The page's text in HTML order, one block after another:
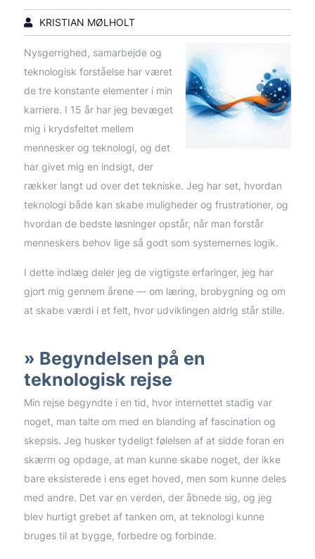
KRISTIAN MØLHOLT
Nysgerrighed, samarbejde og
teknologisk forståelse har været
de tre konstante elementer i min
karriere. I 15 år har jeg bevæget
mig i krydsfeltet mellem
mennesker og teknologi, og det
har givet mig en indsigt, der
rækker langt ud over det tekniske. Jeg har set, hvordan
teknologi både kan skabe muligheder og frustrationer, og
hvordan de bedste løsninger opstår, når man forstår
menneskers behov lige så godt som systemernes logik.
I dette indlæg deler jeg de vigtigste erfaringer, jeg har
gjort mig gennem årene — om læring, brobygning og om
at skabe værdi i et felt, hvor udviklingen aldrig står stille.
Begyndelsen på en
teknologisk rejse
Min rejse begyndte i en tid, hvor internettet stadig var
noget, man talte om med en blanding af fascination og
skepsis. Jeg husker tydeligt følelsen af at sidde foran en
skærm og opdage, at man kunne skabe noget, der ikke
bare eksisterede i ens eget hoved, men som kunne deles
med andre. Det var en verden, der åbnede sig, og jeg
blev hurtigt grebet af tanken om, at teknologi kunne
bruges til at bygge, forbedre og forbinde.